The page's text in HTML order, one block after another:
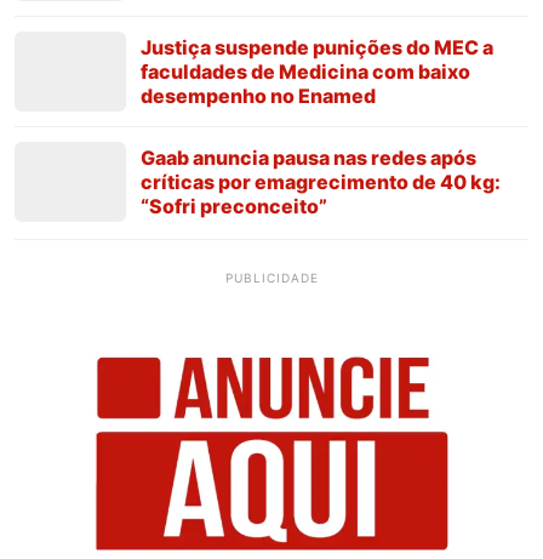
Justiça suspende punições do MEC a
faculdades de Medicina com baixo
desempenho no Enamed
Gaab anuncia pausa nas redes após
críticas por emagrecimento de 40 kg:
“Sofri preconceito”
PUBLICIDADE